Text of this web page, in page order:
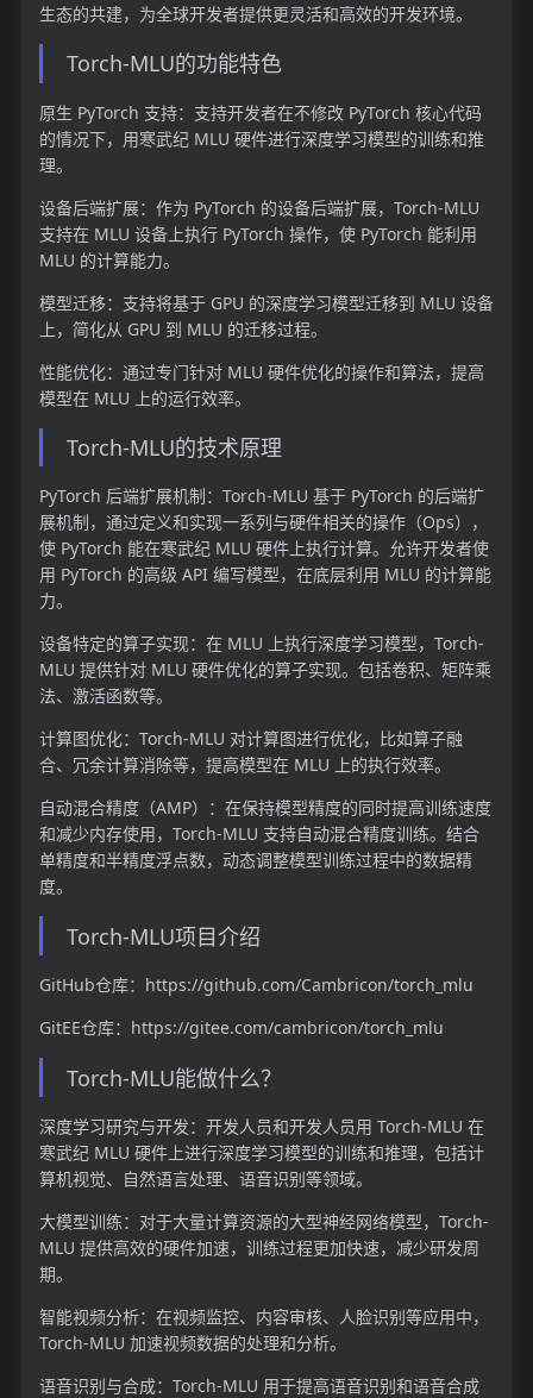
生态的共建，为全球开发者提供更灵活和高效的开发环境。
Torch-MLU的功能特色
原生 PyTorch 支持：支持开发者在不修改 PyTorch 核心代码
的情况下，用寒武纪 MLU 硬件进行深度学习模型的训练和推
理。
设备后端扩展：作为 PyTorch 的设备后端扩展，Torch-MLU
支持在 MLU 设备上执行 PyTorch 操作，使 PyTorch 能利用
MLU 的计算能力。
模型迁移：支持将基于 GPU 的深度学习模型迁移到 MLU 设备
上，简化从 GPU 到 MLU 的迁移过程。
性能优化：通过专门针对 MLU 硬件优化的操作和算法，提高
模型在 MLU 上的运行效率。
Torch-MLU的技术原理
PyTorch 后端扩展机制：Torch-MLU 基于 PyTorch 的后端扩
展机制，通过定义和实现一系列与硬件相关的操作（Ops），
使 PyTorch 能在寒武纪 MLU 硬件上执行计算。允许开发者使
用 PyTorch 的高级 API 编写模型，在底层利用 MLU 的计算能
力。
设备特定的算子实现：在 MLU 上执行深度学习模型，Torch-
MLU 提供针对 MLU 硬件优化的算子实现。包括卷积、矩阵乘
法、激活函数等。
计算图优化：Torch-MLU 对计算图进行优化，比如算子融
合、冗余计算消除等，提高模型在 MLU 上的执行效率。
自动混合精度（AMP）：在保持模型精度的同时提高训练速度
和减少内存使用，Torch-MLU 支持自动混合精度训练。结合
单精度和半精度浮点数，动态调整模型训练过程中的数据精
度。
Torch-MLU项目介绍
GitHub仓库：https://github.com/Cambricon/torch_mlu
GitEE仓库：https://gitee.com/cambricon/torch_mlu
Torch-MLU能做什么？
深度学习研究与开发：开发人员和开发人员用 Torch-MLU 在
寒武纪 MLU 硬件上进行深度学习模型的训练和推理，包括计
算机视觉、自然语言处理、语音识别等领域。
大模型训练：对于大量计算资源的大型神经网络模型，Torch-
MLU 提供高效的硬件加速，训练过程更加快速，减少研发周
期。
智能视频分析：在视频监控、内容审核、人脸识别等应用中，
Torch-MLU 加速视频数据的处理和分析。
语音识别与合成：Torch-MLU 用于提高语音识别和语音合成